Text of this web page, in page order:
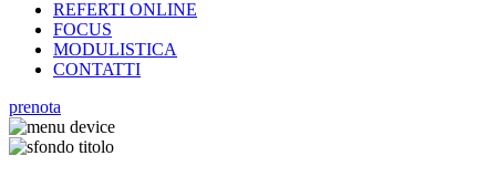
REFERTI ONLINE
FOCUS
MODULISTICA
CONTATTI
prenota